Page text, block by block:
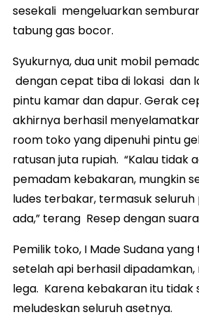
sesekali mengeluarkan
tabung gas bocor.
Syukurnya, dua unit mobil
dengan cepat tiba di lokasi dan
pintu kamar dan dapur. Gerak
akhirnya berhasil
room toko yang dipenuhi pintu
ratusan juta rupiah. “Kalau tidak
pemadam kebakaran, mungkin
ludes terbakar, termasuk
ada,” terang Resep dengan
Pemilik toko, I Made Sudana
setelah api berhasil dipadamkan,
lega. Karena kebakaran itu tidak
meludeskan seluruh asetnya.